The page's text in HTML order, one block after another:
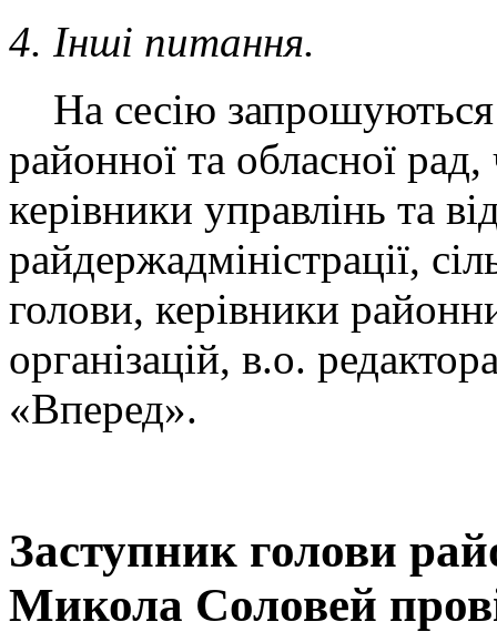
4. Інші питання.
На сесію
районної та обласної рад,
керівники управлінь та
райдержадміністрації,
голови, керівники
організацій, в.о.
«Вперед».
Заступник голови
Микола Соловей